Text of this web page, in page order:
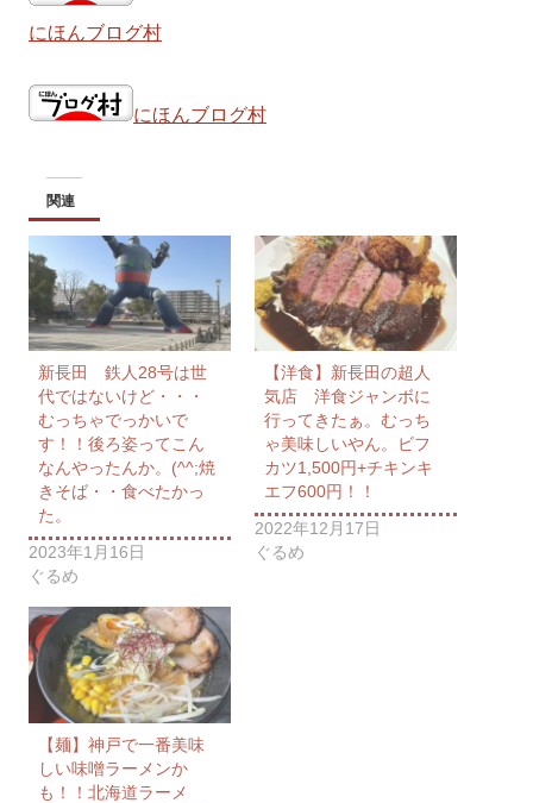
にほんブログ村
にほんブログ村
関連
新長田 鉄人28号は世
代ではないけど・・・
むっちゃでっかいで
す！！後ろ姿ってこん
なんやったんか。(^^;焼
きそば・・食べたかっ
た。
2023年1月16日
ぐるめ
【洋食】新長田の超人
気店 洋食ジャンボに
行ってきたぁ。むっち
ゃ美味しいやん。ビフ
カツ1,500円+チキンキ
エフ600円！！
2022年12月17日
ぐるめ
【麺】神戸で一番美味
しい味噌ラーメンか
も！！北海道ラーメ